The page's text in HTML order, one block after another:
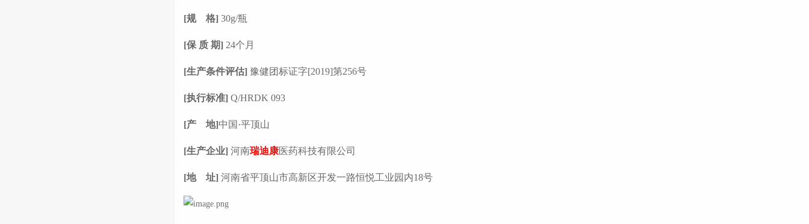
[规 格] 30g/瓶
[保 质 期] 24个月
[生产条件评估] 豫健团标证字[2019]第256号
[执行标准] Q/HRDK 093
[产 地]中国·平顶山
[生产企业] 河南瑞迪康医药科技有限公司
[地 址] 河南省平顶山市高新区开发一路恒悦工业园内18号